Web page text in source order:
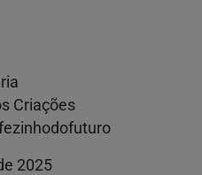
Criações
2025